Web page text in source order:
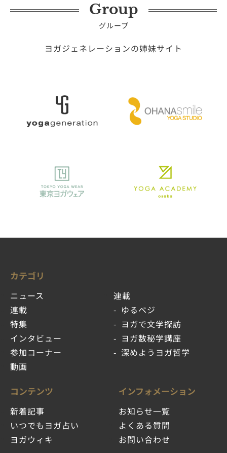
Group
グループ
ヨガジェネレーションの姉妹サイト
カテゴリ
ニュース
連載
特集
インタビュー
参加コーナー
動画
連載
ゆるベジ
ヨガで文学探訪
ヨガ数秘学講座
深めようヨガ哲学
コンテンツ
新着記事
いつでもヨガ占い
ヨガウィキ
インフォメーション
お知らせ一覧
よくある質問
お問い合わせ